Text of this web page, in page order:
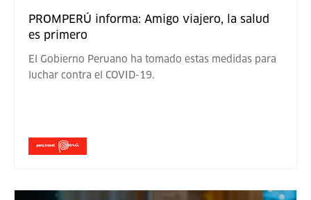
PROMPERÚ informa: Amigo viajero, la salud
es primero
El Gobierno Peruano ha tomado estas medidas para
luchar contra el COVID-19.